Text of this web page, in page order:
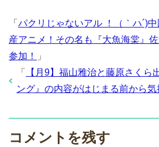
「 パクリじゃないアル ！（｀ハ´)
産アニメ！その名も『大魚海棠』
参加！
」
「
【月9】福山雅治と藤原さくら
ング』の内容がはじまる前から気
コメントを残す